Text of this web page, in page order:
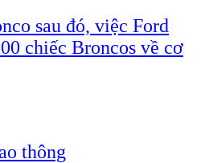
sau đó, việc Ford
chiếc Broncos về cơ
thông